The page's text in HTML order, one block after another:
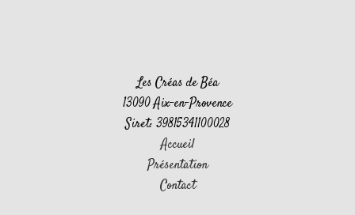
Les Créas de Béa
13090 Aix-en-Provence
Siret: 39815341100028
Accueil
Présentation
Contact